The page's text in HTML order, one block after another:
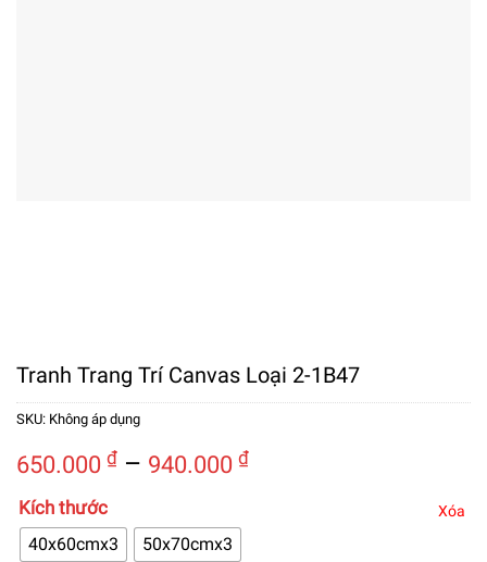
Tranh Trang Trí Canvas Loại 2-1B47
SKU: Không áp dụng
650.000 ₫ – 940.000 ₫Khoảng
Kích thước
40x60cmx3 50x70cmx3
Xóa